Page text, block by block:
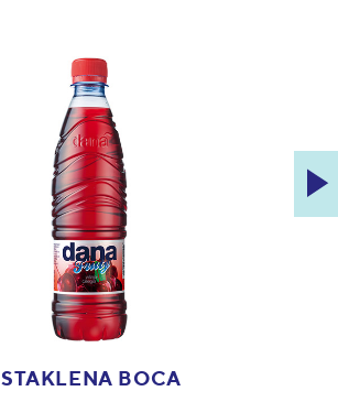
STAKLENA BOCA